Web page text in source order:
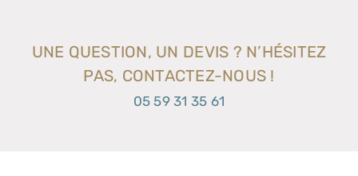
UNE QUESTION, UN DEVIS ? N’HÉSITEZ
PAS, CONTACTEZ-NOUS !
05 59 31 35 61